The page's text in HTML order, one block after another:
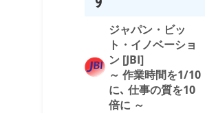
ジャパン・ビッ
ト・イノベーショ
ン [JBI]
～ 作業時間を1/10
に､ 仕事の質を10
倍に ～